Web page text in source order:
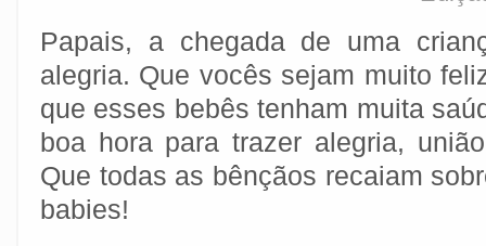
Papais, a chegada de uma
alegria. Que vocês sejam muito
que esses bebês tenham muita
boa hora para trazer alegria,
Que todas as bênçãos recaiam
babies!